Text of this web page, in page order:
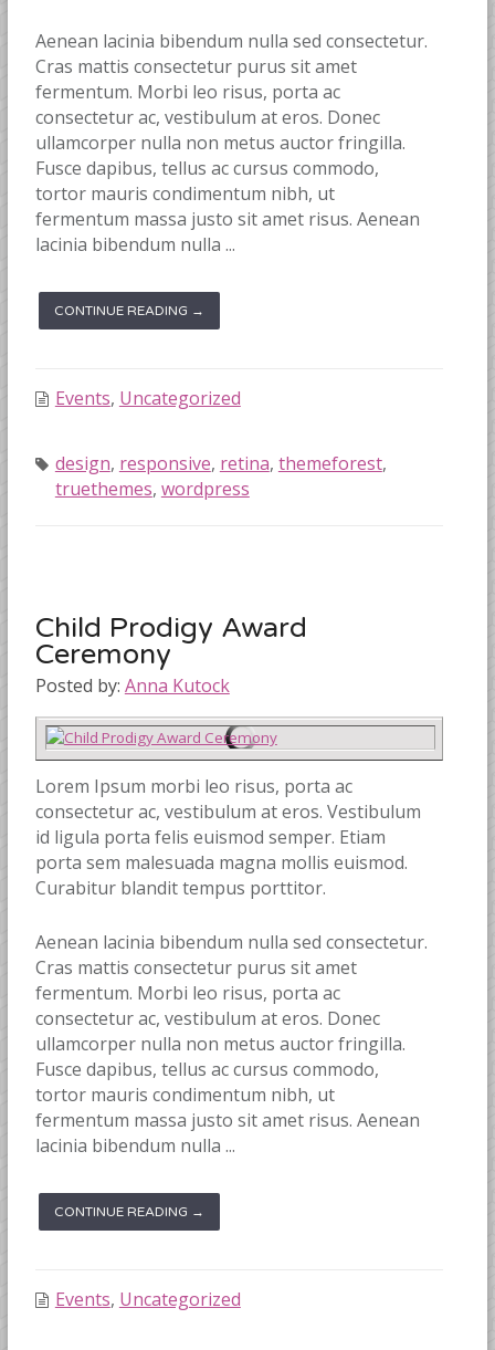
Aenean lacinia bibendum nulla sed consectetur.
Cras mattis consectetur purus sit amet
fermentum. Morbi leo risus, porta ac
consectetur ac, vestibulum at eros. Donec
ullamcorper nulla non metus auctor fringilla.
Fusce dapibus, tellus ac cursus commodo,
tortor mauris condimentum nibh, ut
fermentum massa justo sit amet risus. Aenean
lacinia bibendum nulla ...
CONTINUE READING →
Events, Uncategorized
design, responsive, retina, themeforest,
truethemes, wordpress
Child Prodigy Award
Ceremony
Posted by: Anna Kutock
Lorem Ipsum morbi leo risus, porta ac
consectetur ac, vestibulum at eros. Vestibulum
id ligula porta felis euismod semper. Etiam
porta sem malesuada magna mollis euismod.
Curabitur blandit tempus porttitor.
Aenean lacinia bibendum nulla sed consectetur.
Cras mattis consectetur purus sit amet
fermentum. Morbi leo risus, porta ac
consectetur ac, vestibulum at eros. Donec
ullamcorper nulla non metus auctor fringilla.
Fusce dapibus, tellus ac cursus commodo,
tortor mauris condimentum nibh, ut
fermentum massa justo sit amet risus. Aenean
lacinia bibendum nulla ...
CONTINUE READING →
Events, Uncategorized